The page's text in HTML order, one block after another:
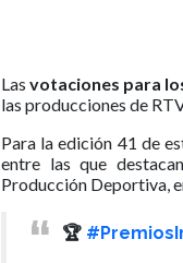
Lasvotaciones para
las producciones de
Para la edición 41 de
entre las que
Producción Deportiva,
🏆